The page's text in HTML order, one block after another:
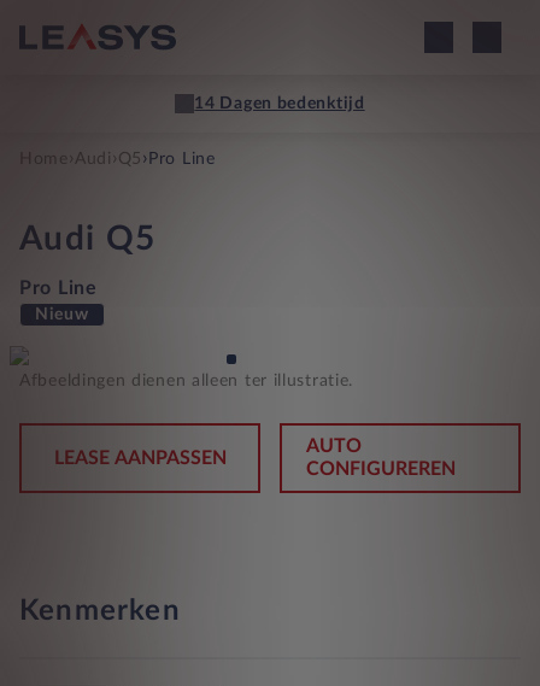
14 Dagen bedenktijd
Home Audi › Q5 › Pro Line
Audi Q5
Pro Line
Nieuw
Afbeeldingen dienen alleen ter illustratie.
LEASE AANPASSEN
AUTO
CONFIGUREREN
Kenmerken